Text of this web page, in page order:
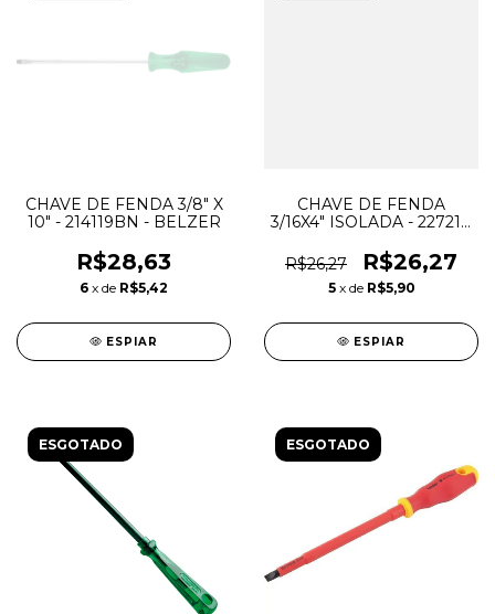
CHAVE DE FENDA 3/8" X
10" - 214119BN - BELZER
R$28,63
6 x de R$5,42
ESPIAR
CHAVE DE FENDA
3/16X4" ISOLADA - 227210
R$26,27
R$26,27
5 x de R$5,90
ESPIAR
ESGOTADO ESGOTADO